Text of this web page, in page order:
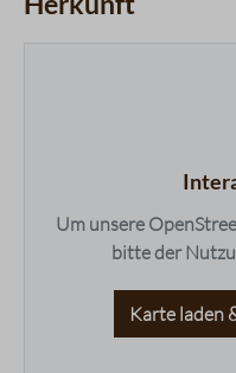
1 / 5
Um unsere
bitte der
Karte laden